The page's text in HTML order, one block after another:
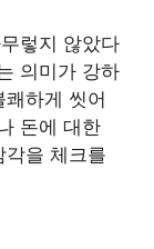
렇지 않았다
의미가 강하
하게 씻어
돈에 대한
각을 체크를